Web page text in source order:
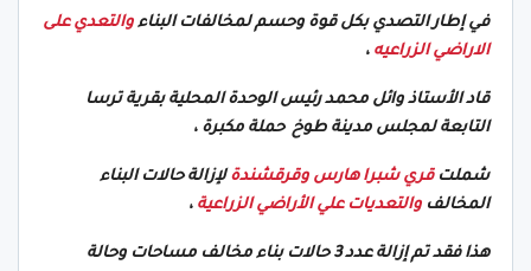
في إطار التصدي بكل قوة وحسم لمخالفات البناء والتعدي على
الاراضي الزراعيه ،
قاد الأستاذ وائل محمد رئيس الوحدة المحلية بقرية ترسا
التابعة لمجلس مدينة طوخ حملة مكبرة ،
شملتقري شبرا هارس وقرقشندة لإزالة حالات البناء
المخالف والتعديات علي الأراضي الزراعية ،
هذا فقد تم إزالة عدد 3 حالات بناء مخالف مساحات وحالة